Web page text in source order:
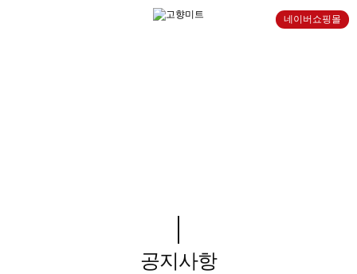
네이버쇼핑몰
공지사항